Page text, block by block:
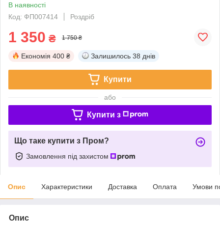
В наявності
Код: ФП007414
Роздріб
1 350 ₴ 1 750 ₴
Економія 400 ₴ Залишилось 38 днів
Купити
або
Купити з
Що таке купити з Пром?
Замовлення під захистом
Опис Характеристики Доставка Оплата Умови
Опис